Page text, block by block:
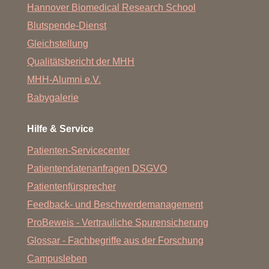
Hannover Biomedical Research School
Blutspende-Dienst
Gleichstellung
Qualitätsbericht der MHH
MHH-Alumni e.V.
Babygalerie
Hilfe & Service
Patienten-Servicecenter
Patientendatenanfragen DSGVO
Patientenfürsprecher
Feedback- und Beschwerdemanagement
ProBeweis - Vertrauliche Spurensicherung
Glossar - Fachbegriffe aus der Forschung
Campusleben